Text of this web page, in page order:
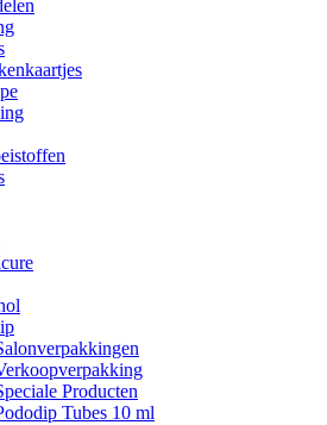
Producten
Tubes 10 ml